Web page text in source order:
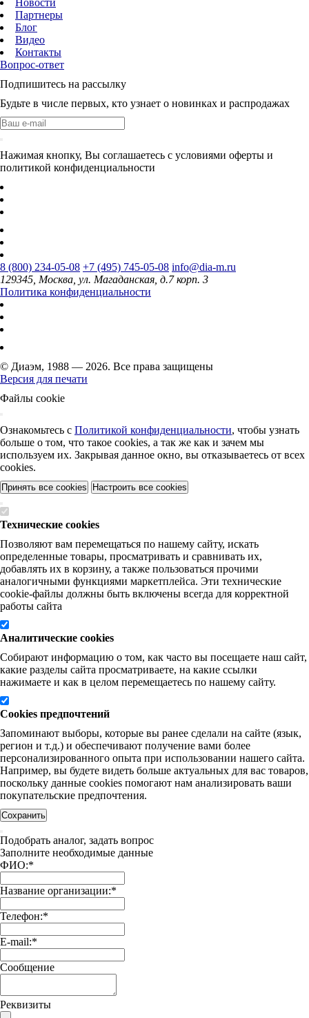
Новости
Партнеры
Блог
Видео
Контакты
Вопрос-ответ
Подпишитесь на рассылку
Будьте в числе первых, кто узнает о новинках и распродажах
Нажимая кнопку, Вы соглашаетесь с условиями оферты и
политикой конфиденциальности
8 (800) 234-05-08 +7 (495) 745-05-08 info@dia-m.ru
129345, Москва, ул. Магаданская, д.7 корп. 3
Политика конфиденциальности
© Диаэм, 1988 — 2026. Все права защищены
Версия для печати
Файлы cookie
Ознакомьтесь с Политикой конфиденциальности, чтобы узнать
больше о том, что такое cookies, а так же как и зачем мы
используем их. Закрывая данное окно, вы отказываетесь от всех
cookies.
Принять все cookies Настроить все cookies
Технические cookies
Позволяют вам перемещаться по нашему сайту, искать
определенные товары, просматривать и сравнивать их,
добавлять их в корзину, а также пользоваться прочими
аналогичными функциями маркетплейса. Эти технические
cookie-файлы должны быть включены всегда для корректной
работы сайта
Аналитические cookies
Собирают информацию о том, как часто вы посещаете наш сайт,
какие разделы сайта просматриваете, на какие ссылки
нажимаете и как в целом перемещаетесь по нашему сайту.
Cookies предпочтений
Запоминают выборы, которые вы ранее сделали на сайте (язык,
регион и т.д.) и обеспечивают получение вами более
персонализированного опыта при использовании нашего сайта.
Например, вы будете видеть больше актуальных для вас товаров,
поскольку данные cookies помогают нам анализировать ваши
покупательские предпочтения.
Сохранить
Подобрать аналог, задать вопрос
Заполните необходимые данные
ФИО:*
Название организации:*
Телефон:*
E-mail:*
Сообщение
Реквизиты